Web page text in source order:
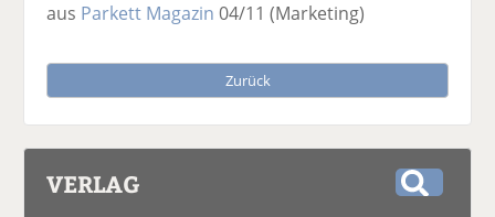
aus Parkett Magazin 04/11(Marketing)
Zurück
VERLAG